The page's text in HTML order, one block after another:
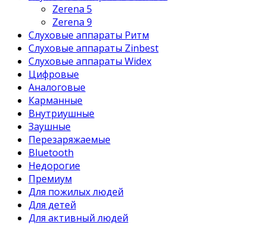
Zerena 5
Zerena 9
Слуховые аппараты Ритм
Слуховые аппараты Zinbest
Слуховые аппараты Widex
Цифровые
Аналоговые
Карманные
Внутриушные
Заушные
Перезаряжаемые
Bluetooth
Недорогие
Премиум
Для пожилых людей
Для детей
Для активный людей